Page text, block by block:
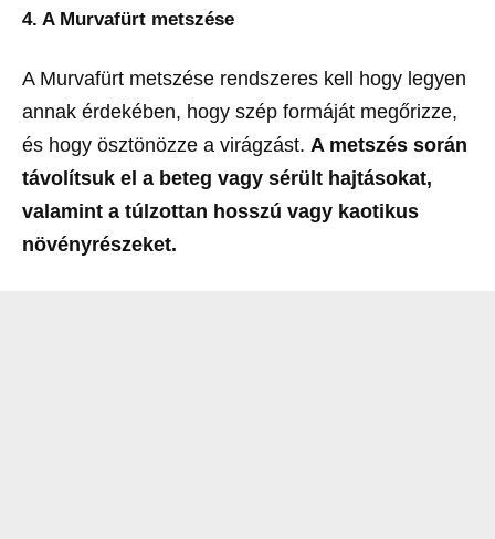
4. A Murvafürt metszése
A Murvafürt metszése rendszeres kell hogy legyen
annak érdekében, hogy szép formáját megőrizze,
és hogy ösztönözze a virágzást. A metszés során
távolítsuk el a beteg vagy sérült hajtásokat,
valamint a túlzottan hosszú vagy kaotikus
növényrészeket.